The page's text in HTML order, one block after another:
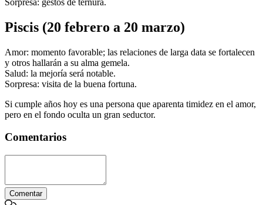
Piscis (20 febrero a 20 marzo)
Amor: momento favorable; las relaciones de larga data se fortalecen
y otros hallarán a su alma gemela.
Salud: la mejoría será notable.
Sorpresa: visita de la buena fortuna.
Si cumple años hoy es una persona que aparenta timidez en el amor,
pero en el fondo oculta un gran seductor.
Comentarios
Comentar